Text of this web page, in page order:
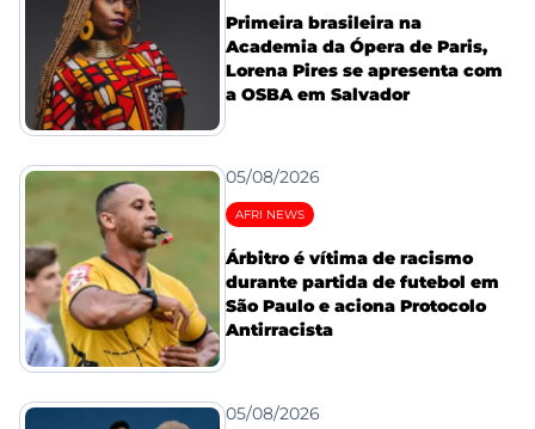
Primeira brasileira na
Academia da Ópera de Paris,
Lorena Pires se apresenta com
a OSBA em Salvador
05/08/2026
AFRI NEWS
Árbitro é vítima de racismo
durante partida de futebol em
São Paulo e aciona Protocolo
Antirracista
05/08/2026